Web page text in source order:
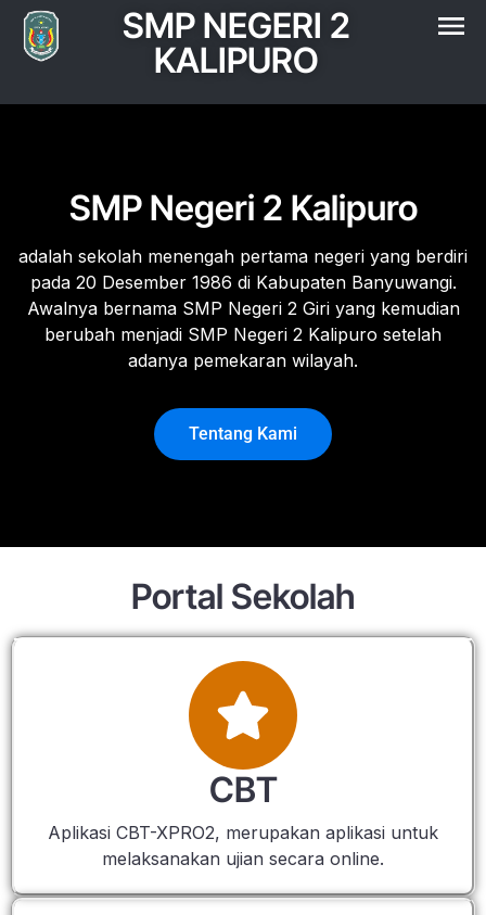
SMP NEGERI 2
KALIPURO
SMP Negeri 2 Kalipuro
adalah sekolah menengah pertama negeri yang berdiri
pada 20 Desember 1986 di Kabupaten Banyuwangi.
Awalnya bernama SMP Negeri 2 Giri yang kemudian
berubah menjadi SMP Negeri 2 Kalipuro setelah
adanya pemekaran wilayah.
Tentang Kami
Portal Sekolah
CBT
Aplikasi CBT-XPRO2, merupakan aplikasi untuk
melaksanakan ujian secara online.